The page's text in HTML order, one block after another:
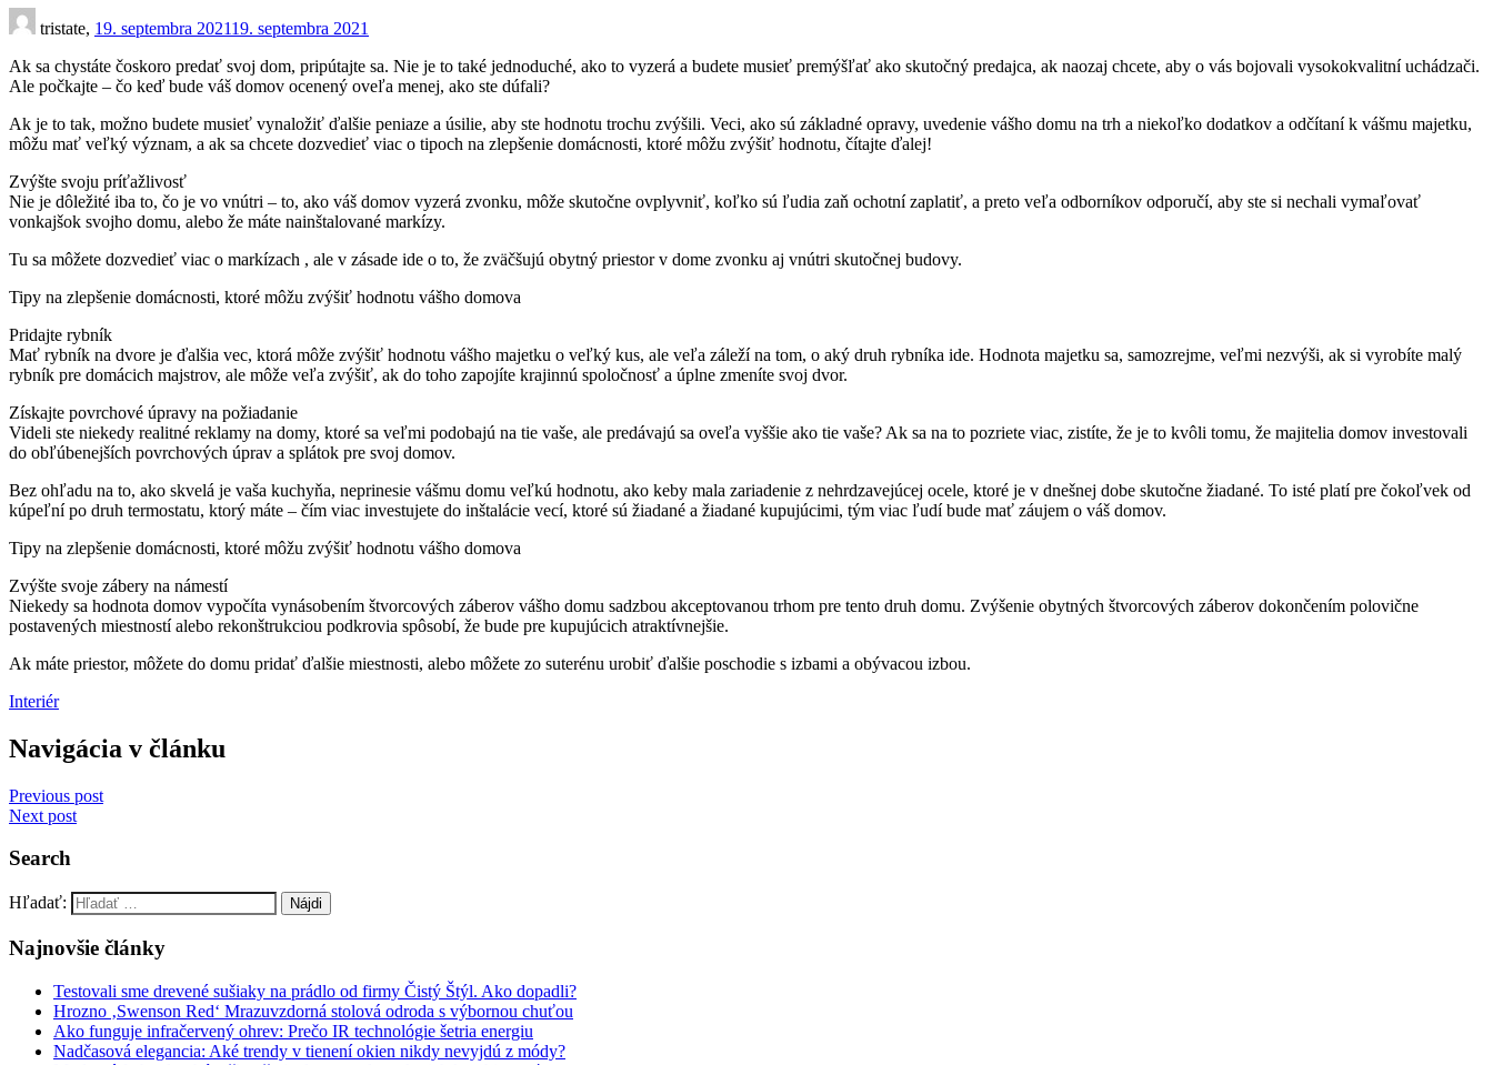
tristate, 19. septembra 202119. septembra 2021
Ak sa chystáte čoskoro predať svoj dom, pripútajte sa. Nie je to také jednoduché, ako to vyzerá a budete musieť premýšľať ako skutočný predajca, ak naozaj chcete, aby o vás bojovali vysokokvalitní uchádzači.
Ale počkajte – čo keď bude váš domov ocenený oveľa menej, ako ste dúfali?
Ak je to tak, možno budete musieť vynaložiť ďalšie peniaze a úsilie, aby ste hodnotu trochu zvýšili. Veci, ako sú základné opravy, uvedenie vášho domu na trh a niekoľko dodatkov a odčítaní k vášmu majetku,
môžu mať veľký význam, a ak sa chcete dozvedieť viac o tipoch na zlepšenie domácnosti, ktoré môžu zvýšiť hodnotu, čítajte ďalej!
Zvýšte svoju príťažlivosť
Nie je dôležité iba to, čo je vo vnútri – to, ako váš domov vyzerá zvonku, môže skutočne ovplyvniť, koľko sú ľudia zaň ochotní zaplatiť, a preto veľa odborníkov odporučí, aby ste si nechali vymaľovať
vonkajšok svojho domu, alebo že máte nainštalované markízy.
Tu sa môžete dozvedieť viac o markízach , ale v zásade ide o to, že zväčšujú obytný priestor v dome zvonku aj vnútri skutočnej budovy.
Tipy na zlepšenie domácnosti, ktoré môžu zvýšiť hodnotu vášho domova
Pridajte rybník
Mať rybník na dvore je ďalšia vec, ktorá môže zvýšiť hodnotu vášho majetku o veľký kus, ale veľa záleží na tom, o aký druh rybníka ide. Hodnota majetku sa, samozrejme, veľmi nezvýši, ak si vyrobíte malý
rybník pre domácich majstrov, ale môže veľa zvýšiť, ak do toho zapojíte krajinnú spoločnosť a úplne zmeníte svoj dvor.
Získajte povrchové úpravy na požiadanie
Videli ste niekedy realitné reklamy na domy, ktoré sa veľmi podobajú na tie vaše, ale predávajú sa oveľa vyššie ako tie vaše? Ak sa na to pozriete viac, zistíte, že je to kvôli tomu, že majitelia domov investovali
do obľúbenejších povrchových úprav a splátok pre svoj domov.
Bez ohľadu na to, ako skvelá je vaša kuchyňa, neprinesie vášmu domu veľkú hodnotu, ako keby mala zariadenie z nehrdzavejúcej ocele, ktoré je v dnešnej dobe skutočne žiadané. To isté platí pre čokoľvek od
kúpeľní po druh termostatu, ktorý máte – čím viac investujete do inštalácie vecí, ktoré sú žiadané a žiadané kupujúcimi, tým viac ľudí bude mať záujem o váš domov.
Tipy na zlepšenie domácnosti, ktoré môžu zvýšiť hodnotu vášho domova
Zvýšte svoje zábery na námestí
Niekedy sa hodnota domov vypočíta vynásobením štvorcových záberov vášho domu sadzbou akceptovanou trhom pre tento druh domu. Zvýšenie obytných štvorcových záberov dokončením polovične
postavených miestností alebo rekonštrukciou podkrovia spôsobí, že bude pre kupujúcich atraktívnejšie.
Ak máte priestor, môžete do domu pridať ďalšie miestnosti, alebo môžete zo suterénu urobiť ďalšie poschodie s izbami a obývacou izbou.
Interiér
Navigácia v článku
Previous post
Next post
Search
Hľadať:
Najnovšie články
Testovali sme drevené sušiaky na prádlo od firmy Čistý Štýl. Ako dopadli?
Hrozno ‚Swenson Red‘ Mrazuvzdorná stolová odroda s výbornou chuťou
Ako funguje infračervený ohrev: Prečo IR technológie šetria energiu
Nadčasová elegancia: Aké trendy v tienení okien nikdy nevyjdú z módy?